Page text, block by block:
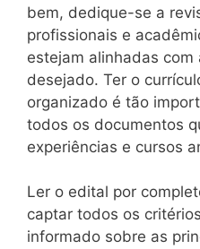
bem, dedique-se a
profissionais e
estejam alinhadas
desejado. Ter o
organizado é tão
todos os documentos
experiências e cursos
Ler o edital por
captar todos os
informado sobre as